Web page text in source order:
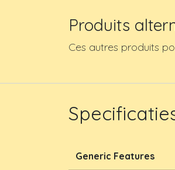
Produits
Ces autres produits
Generic Features